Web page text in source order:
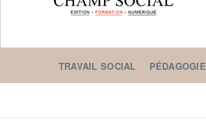
TRAVAIL SOCIAL PÉDAGOGIE